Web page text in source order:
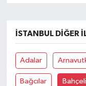
İSTANBUL DIĞER
Adalar
Bağcılar